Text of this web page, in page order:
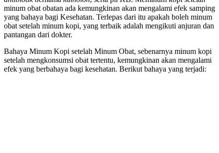
minum obat obatan ada kemungkinan akan mengalami efek samping
yang bahaya bagi Kesehatan. Terlepas dari itu apakah boleh minum
obat setelah minum kopi, yang terbaik adalah mengikuti anjuran dan
pantangan dari dokter.
Bahaya Minum Kopi setelah Minum Obat, sebenarnya minum kopi
setelah mengkonsumsi obat tertentu, kemungkinan akan mengalami
efek yang berbahaya bagi kesehatan. Berikut bahaya yang terjadi: